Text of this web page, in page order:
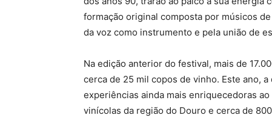
formação original composta por músicos
da voz como instrumento e pela união de
Na edição anterior do festival, mais de
cerca de 25 mil copos de vinho. Este ano,
experiências ainda mais enriquecedoras
vinícolas da região do Douro e cerca de